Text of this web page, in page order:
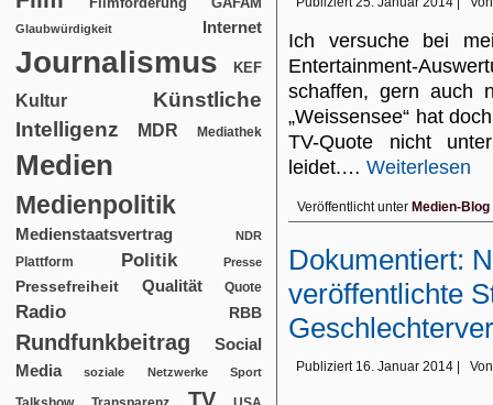
GAFAM
Glaubwürdigkeit Internet
Journalismus KEF
Kultur
Künstliche
Intelligenz
MDR Mediathek
Medien
Medienpolitik
Medienstaatsvertrag NDR
Plattform Politik Presse
Pressefreiheit Qualität Quote
Radio RBB
Rundfunkbeitrag
Social
Media
soziale Netzwerke Sport
TV
Ich versuche bei
Entertainment-
schaffen, gern auch
„Weissensee“ hat
TV-Quote nicht
leidet.… Weiterlesen
Veröffentlicht unter Medien-Blog
Dokumentiert:
veröffentlichte
Publiziert 16. Januar 2014 Von